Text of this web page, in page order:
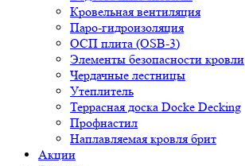
Кровельная вентиляция
Паро-гидроизоляция
ОСП плита (OSB-3)
Элементы безопасности кровли
Чердачные лестницы
Утеплитель
Террасная доска Docke Decking
Профнастил
Наплавляемая кровля брит
Акции